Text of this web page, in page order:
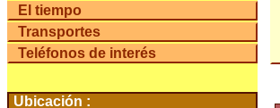
El tiempo
Transportes
Teléfonos de interés
Ubicación :